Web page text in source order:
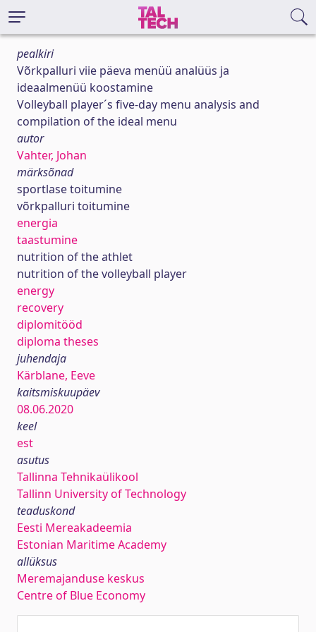
pealkiri
Võrkpalluri viie päeva menüü analüüs ja
ideaalmenüü koostamine
Volleyball player´s five-day menu analysis and
compilation of the ideal menu
autor
Vahter, Johan
märksõnad
sportlase toitumine
võrkpalluri toitumine
energia
taastumine
nutrition of the athlet
nutrition of the volleyball player
energy
recovery
diplomitööd
diploma theses
juhendaja
Kärblane, Eeve
kaitsmiskuupäev
08.06.2020
keel
est
asutus
Tallinna Tehnikaülikool
Tallinn University of Technology
teaduskond
Eesti Mereakadeemia
Estonian Maritime Academy
allüksus
Meremajanduse keskus
Centre of Blue Economy